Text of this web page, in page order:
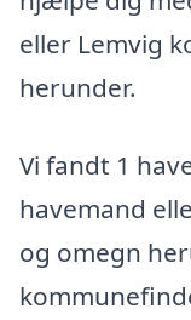
eller Lemvig
herunder.
Vi fandt 1
havemand
og omegn